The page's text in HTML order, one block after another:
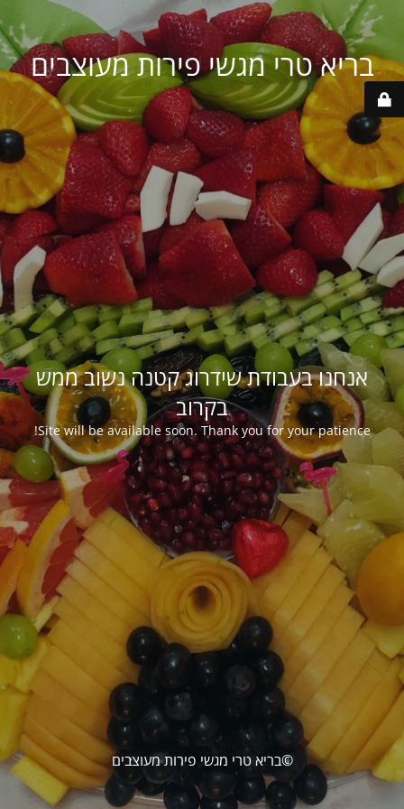
בריא טרי מגשי פירות מעוצבים
אנחנו בעבודת שידרוג קטנה נשוב ממש
בקרוב
Site will be available soon. Thank you for your patience!
©בריא טרי מגשי פירות מעוצבים